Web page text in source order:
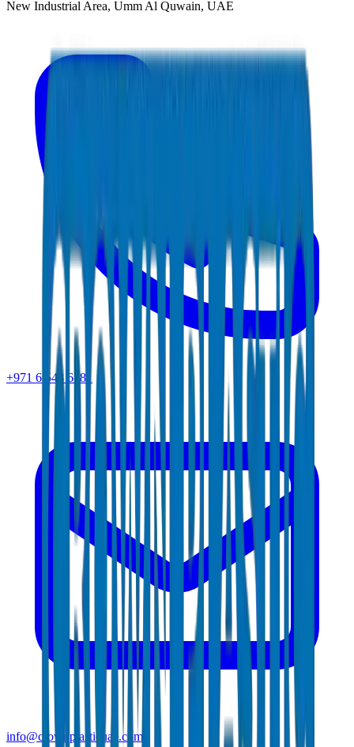
New Industrial Area, Umm Al Quwain, UAE
+971 6 543 6781
info@crownplasticuae.com